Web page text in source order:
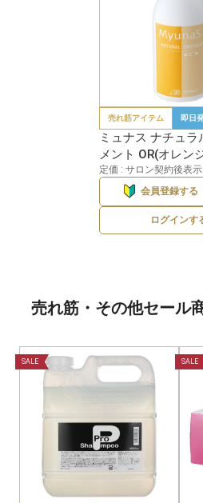
売れ筋アイテム 即日
ミュナス ナチュラ
メント OR(オレン
定価 : サロン契約後表示
会員登録する
ログインす
売れ筋・その他セール
SALE SALE